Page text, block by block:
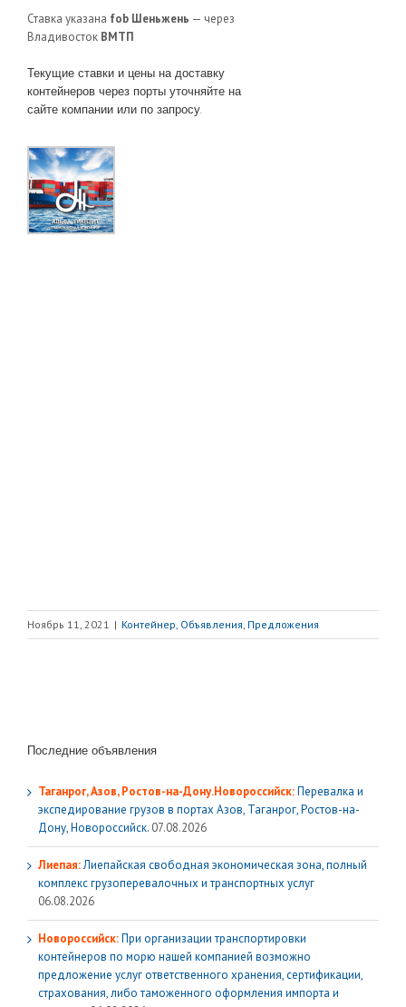
Ставка указана fob Шеньжень — через
Владивосток ВМТП
Текущие ставки и цены на доставку
контейнеров через порты уточняйте на
сайте компании или по запросу.
Ноябрь 11, 2021 | Контейнер, Объявления, Предложения
Последние объявления
Таганрог, Азов, Ростов-на-Дону.Новороссийск:Перевалка и
экспедирование грузов в портах Азов, Таганрог, Ростов-на-
Дону, Новороссийск. 07.08.2026
Лиепая:Лиепайская свободная экономическая зона, полный
комплекс грузoперевалочных и транспортных услуг
06.08.2026
Новороссийск:При организации транспортировки
контейнеров по морю нашей компанией возможно
предложение услуг ответственного хранения, сертификации,
страхования, либо таможенного оформления импорта и